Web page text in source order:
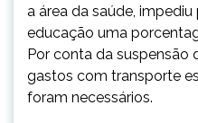
a área da saúde,
educação uma
Por conta da suspensão
gastos com transporte
foram necessários.